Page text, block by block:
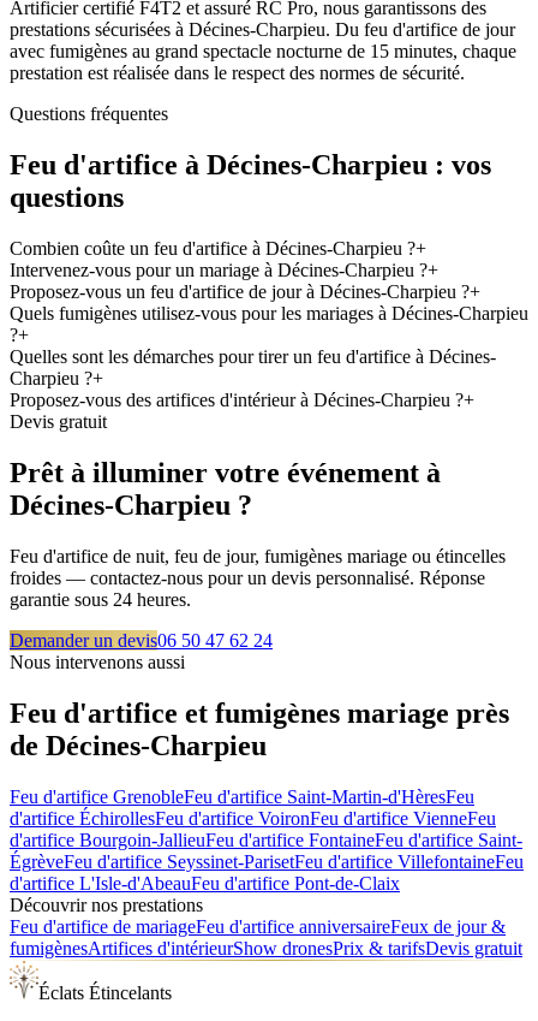
Artificier certifié F4T2 et assuré RC Pro, nous garantissons des
prestations sécurisées à Décines-Charpieu. Du feu d'artifice de jour
avec fumigènes au grand spectacle nocturne de 15 minutes, chaque
prestation est réalisée dans le respect des normes de sécurité.
Questions fréquentes
Feu d'artifice à Décines-Charpieu : vos
questions
Combien coûte un feu d'artifice à Décines-Charpieu ?+
Intervenez-vous pour un mariage à Décines-Charpieu ?+
Proposez-vous un feu d'artifice de jour à Décines-Charpieu ?+
Quels fumigènes utilisez-vous pour les mariages à Décines-Charpieu
?+
Quelles sont les démarches pour tirer un feu d'artifice à Décines-
Charpieu ?+
Proposez-vous des artifices d'intérieur à Décines-Charpieu ?+
Devis gratuit
Prêt à illuminer votre événement à
Décines-Charpieu ?
Feu d'artifice de nuit, feu de jour, fumigènes mariage ou étincelles
froides — contactez-nous pour un devis personnalisé. Réponse
garantie sous 24 heures.
Demander un devis06 50 47 62 24
Nous intervenons aussi
Feu d'artifice et fumigènes mariage près
de Décines-Charpieu
Feu d'artifice GrenobleFeu d'artifice Saint-Martin-d'HèresFeu
d'artifice ÉchirollesFeu d'artifice VoironFeu d'artifice VienneFeu
d'artifice Bourgoin-JallieuFeu d'artifice FontaineFeu d'artifice Saint-
ÉgrèveFeu d'artifice Seyssinet-ParisetFeu d'artifice VillefontaineFeu
d'artifice L'Isle-d'AbeauFeu d'artifice Pont-de-Claix
Découvrir nos prestations
Feu d'artifice de mariageFeu d'artifice anniversaireFeux de jour &
fumigènesArtifices d'intérieurShow dronesPrix & tarifsDevis gratuit
Éclats Étincelants